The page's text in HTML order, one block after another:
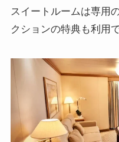
スイートルームは専用
クションの特典も利用